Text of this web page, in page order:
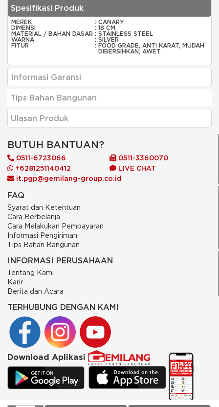
Spesifikasi Produk
MEREK : CANARY
DIMENSI
: 18 CM
MATERIAL / BAHAN DASAR : STAINLESS STEEL
WARNA
: SILVER
FITUR
: FOOD GRADE, ANTI KARAT, MUDAH
DIBERSIHKAN, AWET
Informasi Garansi
Tips Bahan Bangunan
Ulasan Produk
BUTUH BANTUAN?
0511-6723066
0511-3360070
+6281251140412
LIVE CHAT
it.pgp@gemilang-group.co.id
FAQ
Syarat dan Ketentuan
Cara Berbelanja
Cara Melakukan Pembayaran
Informasi Pengiriman
Tips Bahan Bangunan
INFORMASI PERUSAHAAN
Tentang Kami
Karir
Berita dan Acara
TERHUBUNG DENGAN KAMI
Download Aplikasi